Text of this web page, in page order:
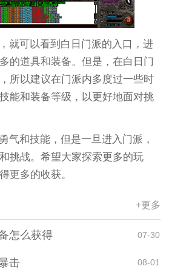
就可以看到白日门派的入口，进
的道具和装备。但是，在白日门
所以建议在门派内多度过一些时
能和装备等级，以更好地面对挑
气和技能，但是一旦进入门派，
挑战。希望大家探索更多的玩
更多的收获。
+更多
怎么获得 07-30
击 08-01